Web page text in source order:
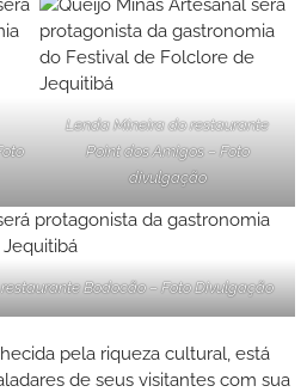
Lenda Mineira do restaurante
Point dos Amigos – Foto
divulgação
Bodocão – Foto Divulgação
pela riqueza cultural, está
de seus visitantes com sua